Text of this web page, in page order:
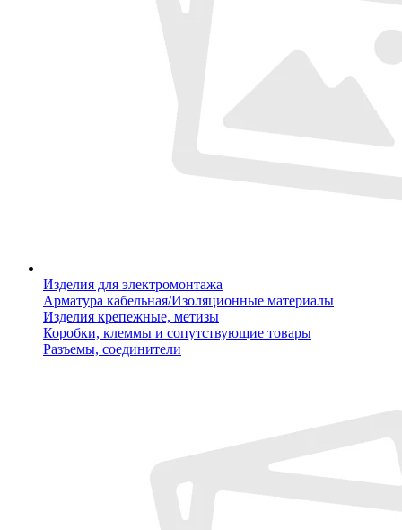
Изделия для электромонтажа
Арматура кабельная/Изоляционные материалы
Изделия крепежные, метизы
Коробки, клеммы и сопутствующие товары
Разъемы, соединители